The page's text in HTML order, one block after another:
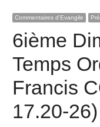
Commentaires d'Evangile
6ième
Temps
Francis
17.20-26)